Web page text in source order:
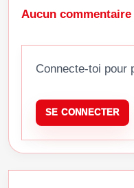
Aucun
Connecte-toi pour
SE CONNECTER